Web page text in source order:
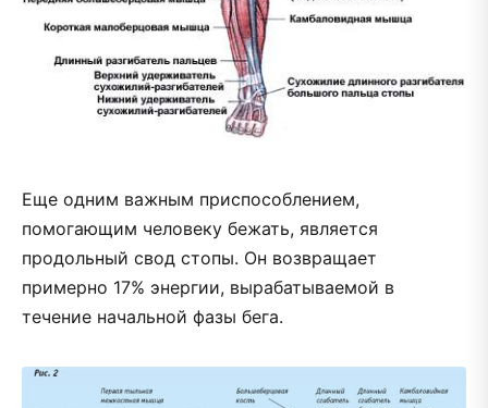
Еще одним важным приспособлением,
помогающим человеку бежать, является
продольный свод стопы. Он возвращает
примерно 17% энергии, вырабатываемой в
течение начальной фазы бега.